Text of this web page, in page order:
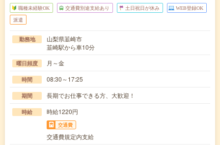
職種未経験OK 交通費別途支給あり 土日祝日が休み WEB登録OK
派遣
勤務地
山梨県韮崎市
韮崎駅から車10分
曜日頻度 月～金
時間 08:30～17:25
期間 長期でお仕事できる方、大歓迎！
時給 時給1220円
交通費
交通費規定内支給